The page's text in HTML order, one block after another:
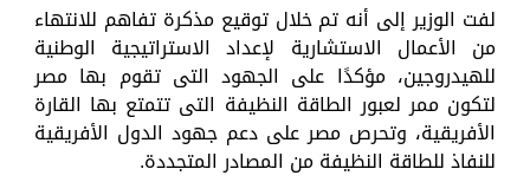
لفت الوزير إلى أنه تم خلال توقيع مذكرة تفاهم للانتهاء
من الأعمال الاستشارية لإعداد الاستراتيجية الوطنية
للهيدروجين، مؤكدًا على الجهود التى تقوم بها مصر
لتكون ممر لعبور الطاقة النظيفة التى تتمتع بها القارة
الأفريقية، وتحرص مصر على دعم جهود الدول الأفريقية
للنفاذ للطاقة النظيفة من المصادر المتجددة.